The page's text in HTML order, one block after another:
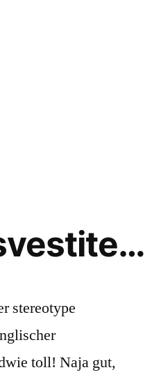
stereotype
toll! Naja gut,